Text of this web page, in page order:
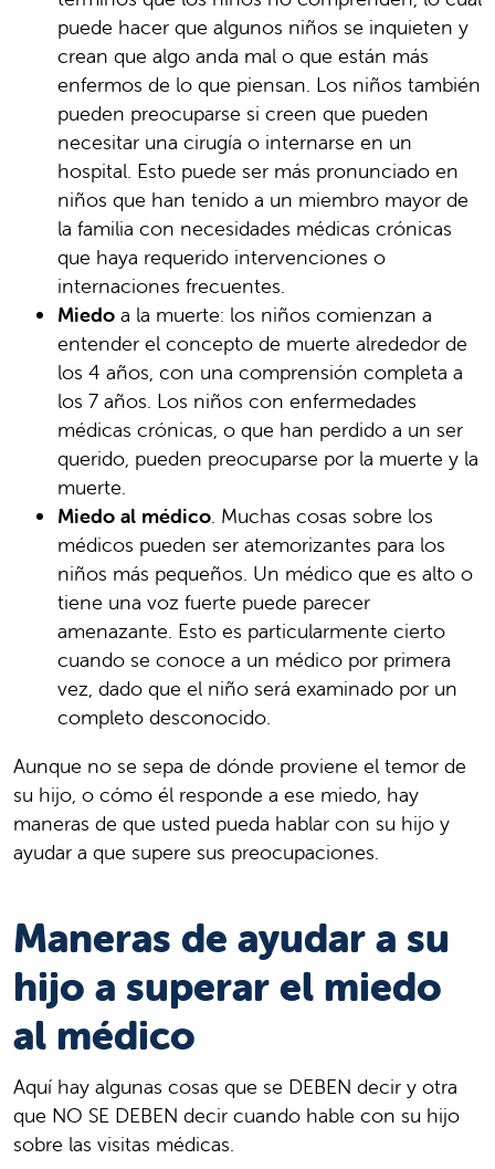
puede hacer que algunos niños se inquieten y
crean que algo anda mal o que están más
enfermos de lo que piensan. Los niños también
pueden preocuparse si creen que pueden
necesitar una cirugía o internarse en un
hospital. Esto puede ser más pronunciado en
niños que han tenido a un miembro mayor de
la familia con necesidades médicas crónicas
que haya requerido intervenciones o
internaciones frecuentes.
Miedo a la muerte: los niños comienzan a
entender el concepto de muerte alrededor de
los 4 años, con una comprensión completa a
los 7 años. Los niños con enfermedades
médicas crónicas, o que han perdido a un ser
querido, pueden preocuparse por la muerte y la
muerte.
Miedo al médico. Muchas cosas sobre los
médicos pueden ser atemorizantes para los
niños más pequeños. Un médico que es alto o
tiene una voz fuerte puede parecer
amenazante. Esto es particularmente cierto
cuando se conoce a un médico por primera
vez, dado que el niño será examinado por un
completo desconocido.
Aunque no se sepa de dónde proviene el temor de
su hijo, o cómo él responde a ese miedo, hay
maneras de que usted pueda hablar con su hijo y
ayudar a que supere sus preocupaciones.
Maneras de ayudar a su
hijo a superar el miedo
al médico
Aquí hay algunas cosas que se DEBEN decir y otra
que NO SE DEBEN decir cuando hable con su hijo
sobre las visitas médicas.